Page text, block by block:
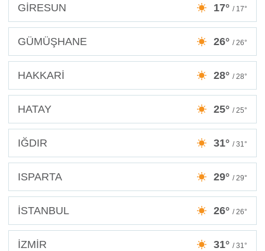
GİRESUN 17° / 17°
GÜMÜŞHANE 26° / 26°
HAKKARİ 28° / 28°
HATAY 25° / 25°
IĞDIR 31° / 31°
ISPARTA 29° / 29°
İSTANBUL 26° / 26°
İZMİR 31° / 31°